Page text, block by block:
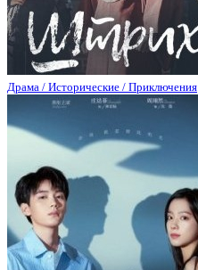
Драма / Исторические / Приключения